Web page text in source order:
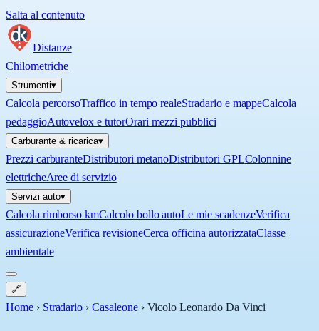
Salta al contenuto
Distanze
Chilometriche
Strumenti▾
Calcola percorsoTraffico in tempo realeStradario e mappeCalcola
pedaggioAutovelox e tutorOrari mezzi pubblici
Carburante & ricarica▾
Prezzi carburanteDistributori metanoDistributori GPLColonnine
elettricheAree di servizio
Servizi auto▾
Calcola rimborso kmCalcolo bollo autoLe mie scadenzeVerifica
assicurazioneVerifica revisioneCerca officina autorizzataClasse
ambientale
🔗
Home › Stradario › Casaleone › Vicolo Leonardo Da Vinci